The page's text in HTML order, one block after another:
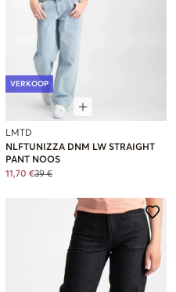
VERKOOP
LMTD
NLFTUNIZZA DNM LW STRAIGHT
PANT NOOS
11,70 €39 €